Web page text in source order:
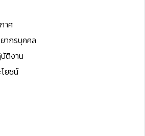
าศ
ากรบุคคล
ติงาน
ยชน์